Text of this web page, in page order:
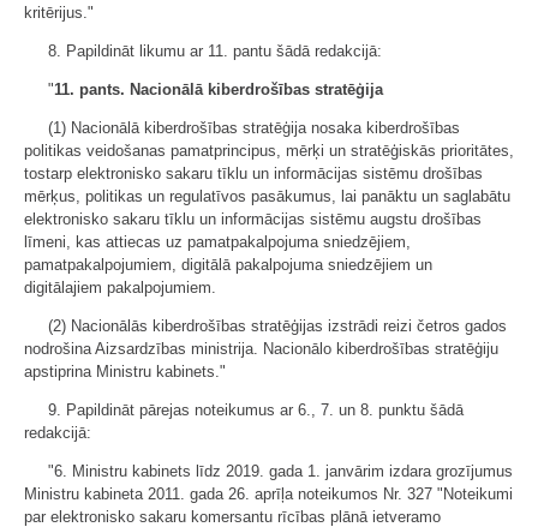
kritērijus."
8. Papildināt likumu ar 11. pantu šādā redakcijā:
"11. pants. Nacionālā kiberdrošības stratēģija
(1) Nacionālā kiberdrošības stratēģija nosaka kiberdrošības
politikas veidošanas pamatprincipus, mērķi un stratēģiskās prioritātes,
tostarp elektronisko sakaru tīklu un informācijas sistēmu drošības
mērķus, politikas un regulatīvos pasākumus, lai panāktu un saglabātu
elektronisko sakaru tīklu un informācijas sistēmu augstu drošības
līmeni, kas attiecas uz pamatpakalpojuma sniedzējiem,
pamatpakalpojumiem, digitālā pakalpojuma sniedzējiem un
digitālajiem pakalpojumiem.
(2) Nacionālās kiberdrošības stratēģijas izstrādi reizi četros gados
nodrošina Aizsardzības ministrija. Nacionālo kiberdrošības stratēģiju
apstiprina Ministru kabinets."
9. Papildināt pārejas noteikumus ar 6., 7. un 8. punktu šādā
redakcijā:
"6. Ministru kabinets līdz 2019. gada 1. janvārim izdara grozījumus
Ministru kabineta 2011. gada 26. aprīļa noteikumos Nr. 327 "Noteikumi
par elektronisko sakaru komersantu rīcības plānā ietveramo